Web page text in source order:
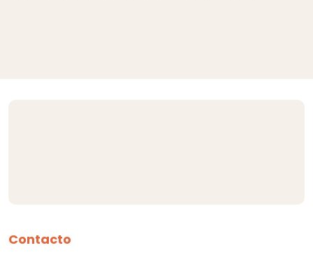
Contacto